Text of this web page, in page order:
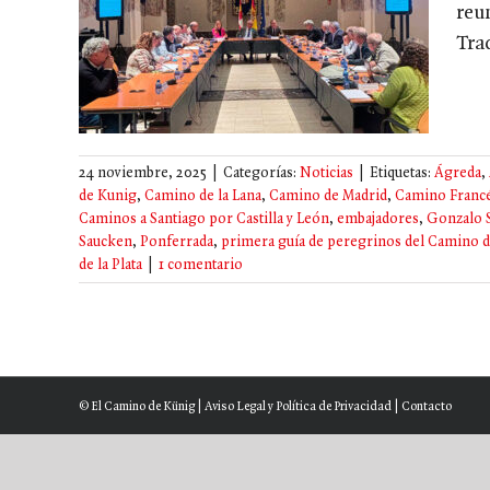
24 noviembre, 2025 Categorías: Noticias Etiquetas: Ágreda,
de Kunig, Camino de la Lana, Camino de Madrid, Camino
Caminos a Santiago por Castilla y León, embajadores, Gonzalo
Saucken, Ponferrada, primera guía de peregrinos del Camino
de la Plata
1 comentario
© El Camino de Künig | Aviso Legal y Política de Privacidad Contacto